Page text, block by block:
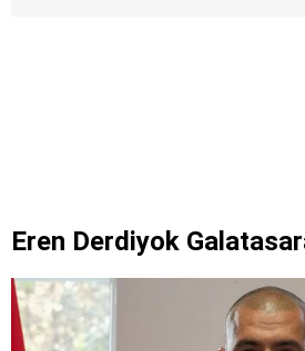
Eren Derdiyok